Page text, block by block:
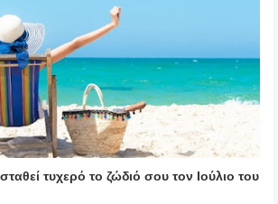
τυχερό το ζώδιό σου τον Ιούλιο του